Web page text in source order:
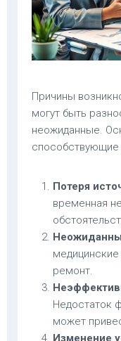
Причины
могут быть
неожиданные.
Потеря
временная
ремонт.
Недостаток
может
Изменение